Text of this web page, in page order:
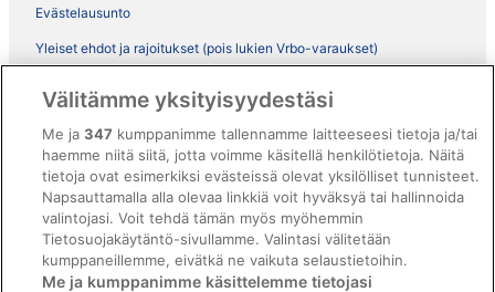
Evästelausunto
Yleiset ehdot ja rajoitukset (pois lukien Vrbo-varaukset)
ebookers BONUS+ -ohjelman ehdot
Oikeudelliset tiedot / ota meihin yhteyttä
Sisältövaatimukset ja ilmoituksen tekeminen sisällöstä
Tuki
Välitämme yksityisyydestäsi
Me ja347 kumppanimme tallennamme laitteeseesi tietoja ja/tai
haemme niitä siitä, jotta voimme käsitellä henkilötietoja. Näitä
tietoja ovat esimerkiksi evästeissä olevat yksilölliset tunnisteet.
Napsauttamalla alla olevaa linkkiä voit hyväksyä tai hallinnoida
valintojasi. Voit tehdä tämän myös myöhemmin
Tietosuojakäytäntö-sivullamme. Valintasi välitetään
kumppaneillemme, eivätkä ne vaikuta selaustietoihin.
Me ja kumppanimme käsittelemme tietojasi